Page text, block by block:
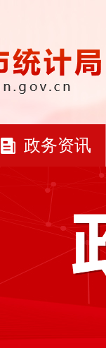
政务资讯